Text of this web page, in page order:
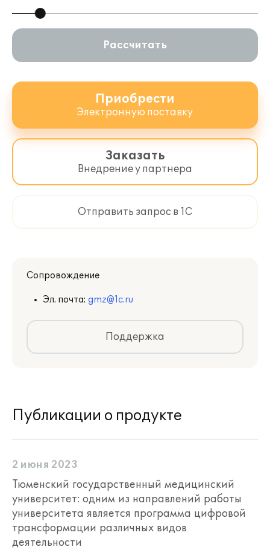
Рассчитать
Приобрести
Электронную поставку
Заказать
Внедрение у партнера
Отправить запрос в 1С
Сопровождение
Эл. почта: gmz@1c.ru
Поддержка
Публикации о продукте
2 июня 2023
Тюменский государственный медицинский
университет: одним из направлений работы
университета является программа цифровой
трансформации различных видов
деятельности